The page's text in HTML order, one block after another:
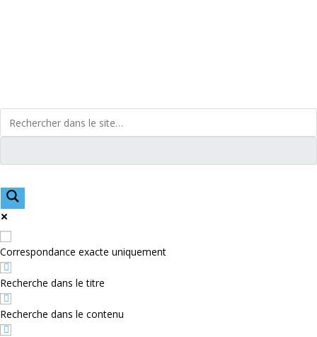
Correspondance exacte uniquement
Recherche dans le titre
Recherche dans le contenu